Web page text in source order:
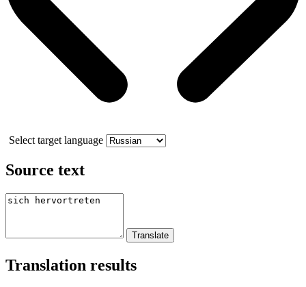
Select target language
Source text
Translation results